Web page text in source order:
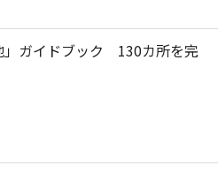
」ガイドブック 130カ所を完